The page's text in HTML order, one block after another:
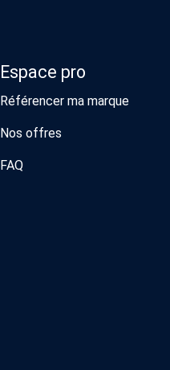
Espace pro
Référencer ma marque
Nos offres
FAQ